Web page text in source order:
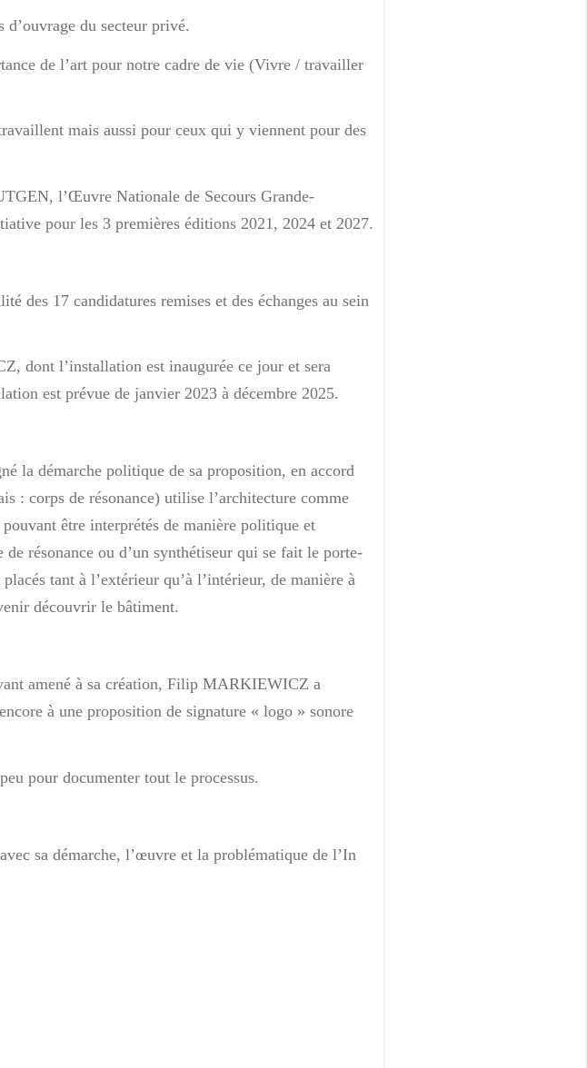
du secteur privé.
de l’art pour notre cadre de vie (Vivre / travailler
mais aussi pour ceux qui y viennent pour des
l’Œuvre Nationale de Secours Grande-
pour les 3 premières éditions 2021, 2024 et 2027.
des 17 candidatures remises et des échanges au sein
dont l’installation est inaugurée ce jour et sera
est prévue de janvier 2023 à décembre 2025.
la démarche politique de sa proposition, en accord
: corps de résonance) utilise l’architecture comme
être interprétés de manière politique et
résonance ou d’un synthétiseur qui se fait le porte-
tant à l’extérieur qu’à l’intérieur, de manière à
découvrir le bâtiment.
amené à sa création, Filip MARKIEWICZ a
à une proposition de signature « logo » sonore
pour documenter tout le processus.
sa démarche, l’œuvre et la problématique de l’In